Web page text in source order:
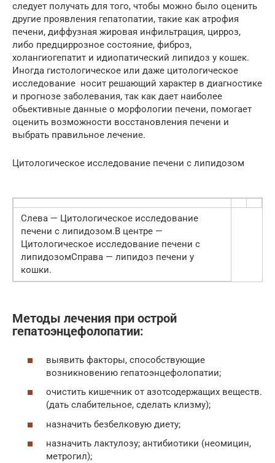
следует получать для того, чтобы можно было оценить
другие проявления гепатопатии, такие как атрофия
печени, диффузная жировая инфильтрация, цирроз,
либо предциррозное состояние, фиброз,
холангиогепатит и идиопатический липидоз у кошек.
Иногда гистологическое или даже цитологическое
исследование носит решающий характер в диагностике
и прогнозе заболевания, так как дает наиболее
обьективные данные о морфологии печени, помогает
оценить возможности восстановления печени и
выбрать правильное лечение.
Цитологическое исследование печени с липидозом
Слева — Цитологическое исследование
печени с липидозом.В центре —
Цитологическое исследование печени с
липидозомСправа — липидоз печени у
кошки.
Методы лечения при острой
гепатоэнцефолопатии:
выявить факторы, способствующие
возникновению гепатоэнцефолопатии;
очистить кишечник от азотсодержащих веществ.
(дать слабительное, сделать клизму);
назначить безбелковую диету;
назначить лактулозу; антибиотики (неомицин,
метрогил);